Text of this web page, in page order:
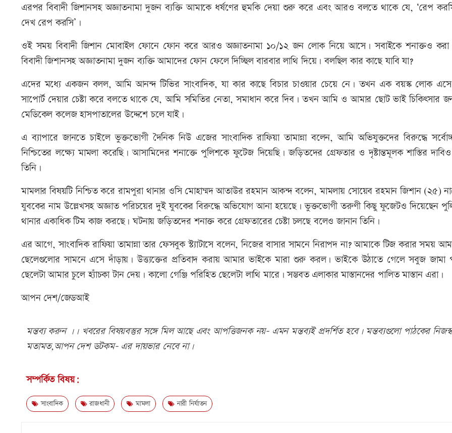
এরপর বিবাদী জিশানসহ অজ্ঞাতনামা দুজন ব্যক্তি আমাকে ধর্ষণের হুমকি দেয়া শুরু করে এবং আরও বলতে থাকে যে, ‘রেপ
দেখ রেপ করসি’।
ওই সময় বিবাদী জিশান মোবাইল ফোনে ফোন করে আরও অজ্ঞাতনামা ১০/১২ জন লোক নিয়ে আসে। সবাইকে শনাক্তও করা
বিবাদী জিশানসহ অজ্ঞাতনামা দুজন ব্যক্তি আমাদের ফোন ফেলে দিচ্ছিল বারবার লাথি দিয়ে। বলছিল কার কাছে যাবি যা?
এদের মধ্যে একজন বলল, আমি আনন্দ টিভির সাংবাদিক, যা কার কাছে বিচার চাওয়ার চেয়ে নে। তখন এক বয়স্ক লোক
সাপোর্ট দেয়ার চেষ্টা করে বলতে থাকে যে, আমি সমিতির নেতা, সমাধান করে দিব। তখন আমি ও আমার ছোট ভাই চিকিৎসার
মেডিকেল কলেজ হাসপাতালের উদ্দেশে চলে যাই।
এ ব্যাপারে জানতে চাইলে ভুক্তভোগী দৈনিক নিউ এজের সাংবাদিক রাফিয়া তামান্না বলেন, আমি অভিযুক্তদের বিরুদ্ধে
নিশ্চিতের লক্ষ্যে মামলা করেছি। আসামিদের শনাক্তে পুলিশকে ফুটেজ দিয়েছি। জড়িতদের গ্রেফতার ও দৃষ্টান্তমূলক শাস্তির
তিনি।
মামলার বিষয়টি নিশ্চিত করে রামপুরা থানার ওসি মোহাম্মদ আতাউর রহমান আকন্দ বলেন, মামলায় সোয়েব রহমান জিশান (২৫)
যুবকের নাম উল্লেখসহ অজ্ঞাত পরিচয়ের দুই যুবকের বিরুদ্ধে অভিযোগ আনা হয়েছে। ভুক্তভোগী তরুণী কিছু ফুজেটও দিয়েছেন
থানার একাধিক টিম কাজ করছে। ঘটনায় জড়িতদের শনাক্ত করে গ্রেফতারের চেষ্টা চলছে বলেও জানান তিনি।
এর আগে, সাংবাদিক রাফিয়া তামান্না তার ফেসবুক স্ট্যাটাসে বলেন, নিজের বাসার সামনে নিরাপদ না? আমাকে টিজ করার সময়
ছেলেগুলোর সামনে এসে দাঁড়ায়। উত্ত্যক্তের প্রতিবাদ করায় আমার ভাইকে মারা শুরু করল। ভাইকে উঠাতে গেলে সবুজ জামা
ছেলেটা আমার চুলে হ্যাঁচকা টান দেয়। কালো গেঞ্জি পরিহিত ছেলেটা লাথি মারে। সম্ভবত এলাকার মাস্তানদের পালিত মাস্তান এরা।
আপন দেশ/জেডআই
মন্তব্য করুন ।। খবরের বিষয়বস্তুর সঙ্গে মিল আছে এবং আপত্তিজনক নয়- এমন মন্তব্যই প্রদর্শিত হবে। মন্তব্যগুলো পাঠকের নিজস্ব
মতামত,আপন দেশ ডটকম- এর দায়ভার নেবে না।
সম্পর্কিত বিষয়:
সাংবাদিক রাজধানী মামলা নারী নির্যাতন